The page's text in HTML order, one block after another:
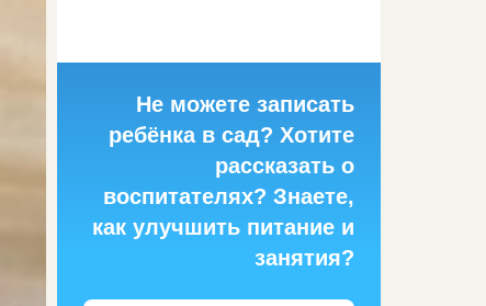
Не можете записать
ребёнка в сад? Хотите
рассказать о
воспитателях? Знаете,
как улучшить питание и
занятия?